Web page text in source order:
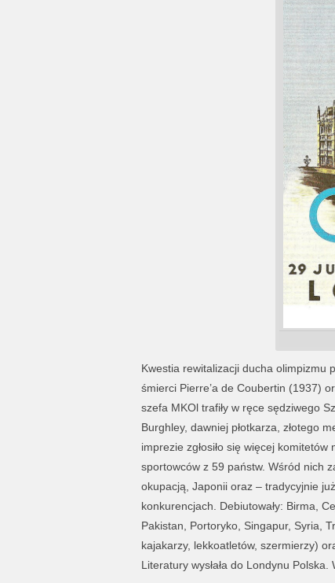
Kwestia rewitalizacji ducha olimpizmu
śmierci Pierre’a de Coubertin (1937)
szefa MKOl trafiły w ręce sędziwego
Burghley, dawniej płotkarza, złotego
imprezie zgłosiło się więcej
sportowców z 59 państw. Wśród nich
okupacją, Japonii oraz – tradycyjnie
konkurencjach. Debiutowały: Birma,
Pakistan, Portoryko, Singapur, Syria,
kajakarzy, lekkoatletów, szermierzy)
Literatury wysłała do Londynu